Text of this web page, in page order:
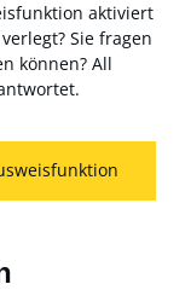
aktiviert
Sie fragen
können? All